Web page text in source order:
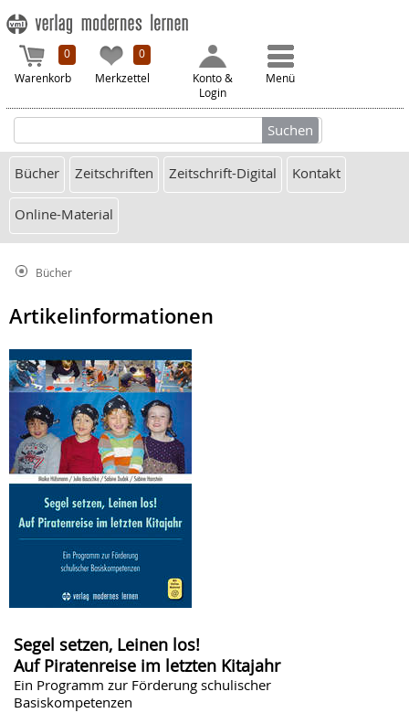
0
Warenkorb
0
Merkzettel
Konto &
Login
Menü
Bücher Zeitschriften Zeitschrift-Digital Kontakt
Online-Material
Bücher
Artikelinformationen
Segel setzen, Leinen los!
Auf Piratenreise im letzten Kitajahr
Ein Programm zur Förderung schulischer
Basiskompetenzen